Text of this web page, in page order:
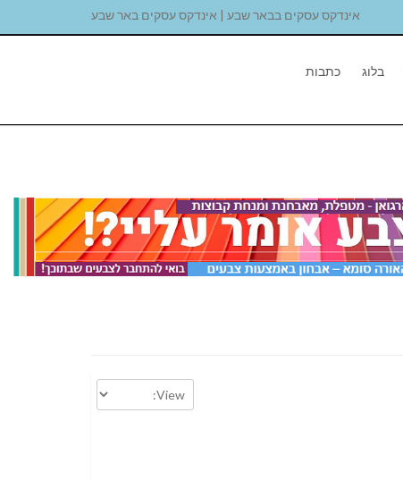
אינדקס עסקים בבאר שבע | אינדקס עסקים באר שבע
בלוג כתבות